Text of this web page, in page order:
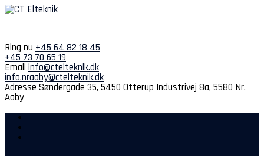
Spring
Ring nu +45 64 82 18 45
+45 73 70 65 19
Email info@ctelteknik.dk
info.nraaby@ctelteknik.dk
Adresse Søndergade 35, 5450 Otterup Industrivej 8a, 5580 Nr.
Aaby